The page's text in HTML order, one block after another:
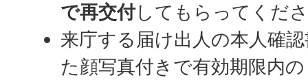
で再交付してもらってくだ
来庁する届け出人の本人確
た顔写真付きで有効期限内